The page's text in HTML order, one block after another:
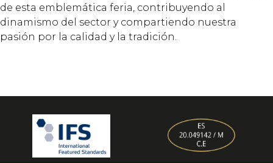
de esta emblemática feria, contribuyendo al
dinamismo del sector y compartiendo nuestra
pasión por la calidad y la tradición.